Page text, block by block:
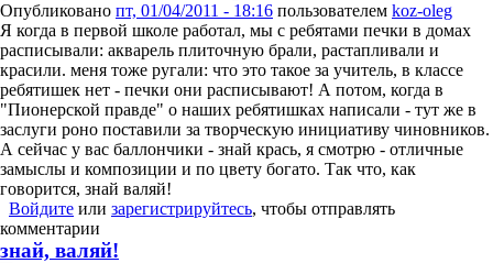
Опубликовано пт, 01/04/2011 - 18:16 пользователем koz-oleg
Я когда в первой школе работал, мы с ребятами печки в домах
расписывали: акварель плиточную брали, растапливали и
красили. меня тоже ругали: что это такое за учитель, в классе
ребятишек нет - печки они расписывают! А потом, когда в
"Пионерской правде" о наших ребятишках написали - тут же в
заслуги роно поставили за творческую инициативу чиновников.
А сейчас у вас баллончики - знай крась, я смотрю - отличные
замыслы и композиции и по цвету богато. Так что, как
говорится, знай валяй!
Войдите или зарегистрируйтесь, чтобы отправлять
комментарии
знай, валяй!